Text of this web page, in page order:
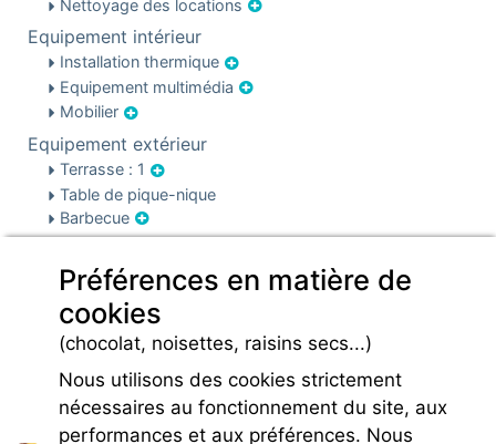
Nettoyage des locations
Equipement intérieur
Installation thermique
Equipement multimédia
Mobilier
Equipement extérieur
Terrasse : 1
Table de pique-nique
Barbecue
Parking
Infos pré et post réservation
Caution locative
Charges
Préférences en matière de
cookies
(chocolat, noisettes, raisins secs...)
Nous utilisons des cookies strictement
nécessaires au fonctionnement du site, aux
performances et aux préférences. Nous